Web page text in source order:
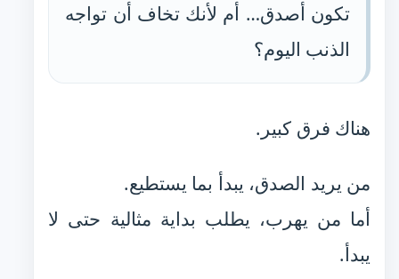
تكون أصدق… أم لأنك تخاف أن تواجه
الذنب اليوم؟
هناك فرق كبير.
من يريد الصدق، يبدأ بما يستطيع.
أما من يهرب، يطلب بداية مثالية حتى لا
يبدأ.